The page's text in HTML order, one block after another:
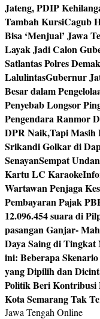
Jateng, PDIP
Tambah KursiCagub
Bisa ‘Menjual’ Jawa
Layak Jadi Calon
Satlantas Polres
LalulintasGubernur
Besar dalam
Penyebab Longsor
Pengendara Ranmor
DPR Naik,Tapi Masih
Srikandi Golkar di
SenayanSempat
Kartu LC Karaoke
Wartawan Penjaga
Pembayaran Pajak
12.096.454 suara di
pasangan Ganjar-
Daya Saing di
ini: Beberapa
yang Dipilih dan
Politik Beri Kontribusi
Kota Semarang Tak
Jawa Tengah Online